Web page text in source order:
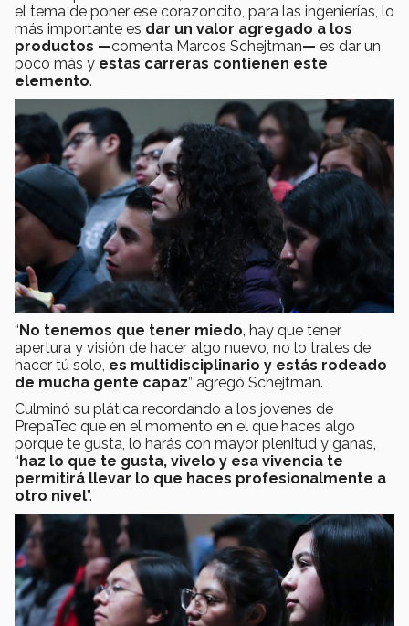
el tema de poner ese corazoncito, para las ingenierías, lo
más importante es dar un valor agregado a los
productos —comenta Marcos Schejtman— es dar un
poco más y estas carreras contienen este
elemento.
“No tenemos que tener miedo , hay que tener
apertura y visión de hacer algo nuevo, no lo trates de
hacer tú solo, es multidisciplinario y estás rodeado
de mucha gente capaz” agregó Schejtman.
Culminó su plática recordando a los jovenes de
PrepaTec que en el momento en el que haces algo
porque te gusta, lo harás con mayor plenitud y ganas,
“haz lo que te gusta, vivelo y esa vivencia te
permitirá llevar lo que haces profesionalmente a
otro nivel”.